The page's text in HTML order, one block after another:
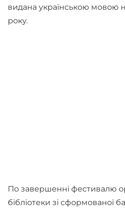
видана українською мовою
року.
По завершенні фестивалю
бібліотеки зі сформованої